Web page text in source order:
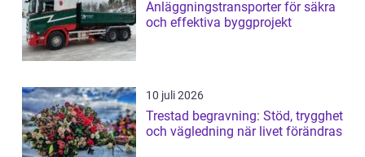
Anläggningstransporter för säkra
och effektiva byggprojekt
10 juli 2026
Trestad begravning: Stöd, trygghet
och vägledning när livet förändras